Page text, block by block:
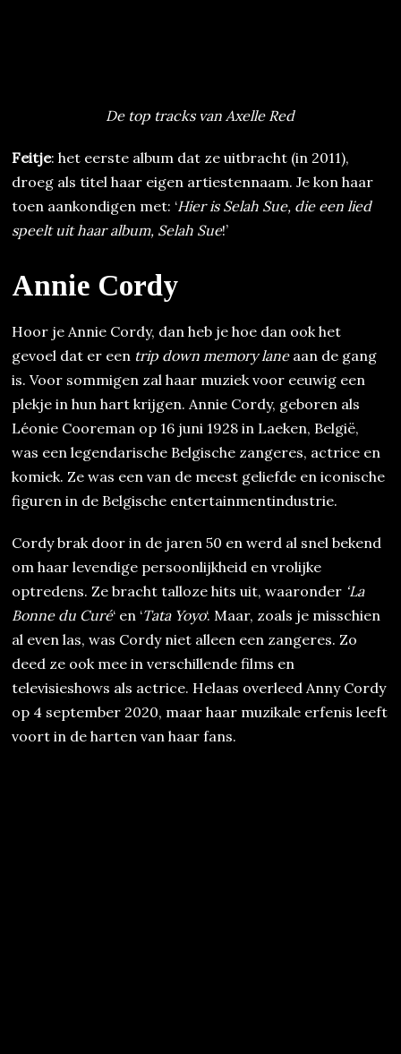
De top tracks van Axelle Red
Feitje: het eerste album dat ze uitbracht (in 2011),
droeg als titel haar eigen artiestennaam. Je kon haar
toen aankondigen met: ‘Hier is Selah Sue, die een lied
speelt uit haar album, Selah Sue!’
Annie Cordy
Hoor je Annie Cordy, dan heb je hoe dan ook het
gevoel dat er een trip down memory laneaan de gang
is. Voor sommigen zal haar muziek voor eeuwig een
plekje in hun hart krijgen. Annie Cordy, geboren als
Léonie Cooreman op 16 juni 1928 in Laeken, België,
was een legendarische Belgische zangeres, actrice en
komiek. Ze was een van de meest geliefde en iconische
figuren in de Belgische entertainmentindustrie.
Cordy brak door in de jaren 50 en werd al snel bekend
om haar levendige persoonlijkheid en vrolijke
optredens. Ze bracht talloze hits uit, waaronder ‘La
Bonne du Curé‘ en ‘Tata Yoyo‘. Maar, zoals je misschien
al even las, was Cordy niet alleen een zangeres. Zo
deed ze ook mee in verschillende films en
televisieshows als actrice. Helaas overleed Anny Cordy
op 4 september 2020, maar haar muzikale erfenis leeft
voort in de harten van haar fans.